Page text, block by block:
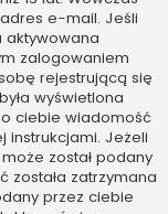
e-mail. Jeśli
aktywowana
zalogowaniem
rejestrującą się
wyświetlona
ciebie wiadomość
instrukcjami. Jeżeli
został podany
została zatrzymana
przez ciebie